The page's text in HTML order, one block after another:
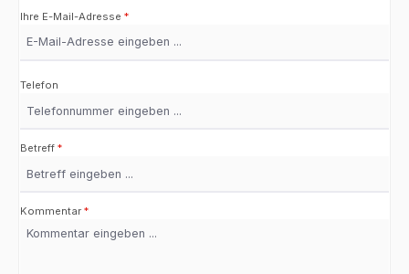
Ihre E-Mail-Adresse *
Telefon
Betreff *
Kommentar *